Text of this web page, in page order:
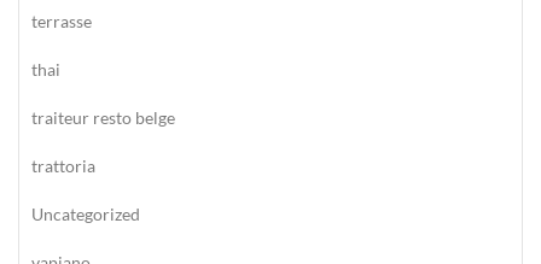
terrasse
thai
traiteur resto belge
trattoria
Uncategorized